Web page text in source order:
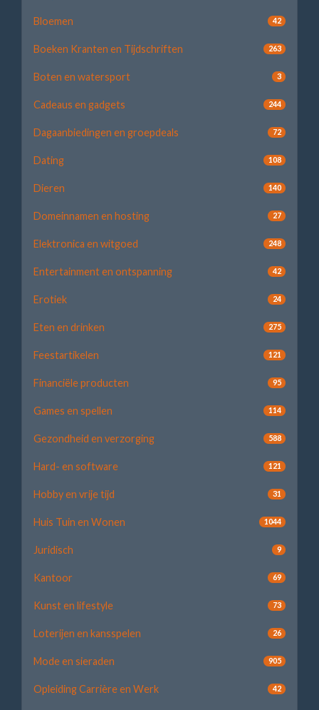
Bloemen 42
Boeken Kranten en Tijdschriften 263
Boten en watersport 3
Cadeaus en gadgets 244
Dagaanbiedingen en groepdeals 72
Dating 108
Dieren 140
Domeinnamen en hosting 27
Elektronica en witgoed 248
Entertainment en ontspanning 42
Erotiek 24
Eten en drinken 275
Feestartikelen 121
Financiële producten 95
Games en spellen 114
Gezondheid en verzorging 588
Hard- en software 121
Hobby en vrije tijd 31
Huis Tuin en Wonen 1044
Juridisch 9
Kantoor 69
Kunst en lifestyle 73
Loterijen en kansspelen 26
Mode en sieraden 905
Opleiding Carrière en Werk 42